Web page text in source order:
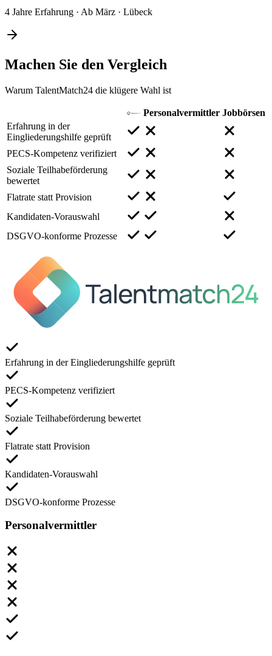
4 Jahre Erfahrung · Ab März · Lübeck
Machen Sie den Vergleich
Warum TalentMatch24 die klügere Wahl ist
Personalvermittler Jobbörsen
Erfahrung in der
Eingliederungshilfe geprüft
PECS-Kompetenz verifiziert
Soziale Teilhabeförderung
bewertet
Flatrate statt Provision
Kandidaten-Vorauswahl
DSGVO-konforme Prozesse
Erfahrung in der Eingliederungshilfe geprüft
PECS-Kompetenz verifiziert
Soziale Teilhabeförderung bewertet
Flatrate statt Provision
Kandidaten-Vorauswahl
DSGVO-konforme Prozesse
Personalvermittler